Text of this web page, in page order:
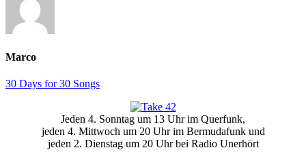
Marco
30 Days for 30 Songs
SeitenleisteJeden 4. Sonntag um 13 Uhr im Querfunk,
jeden 4. Mittwoch um 20 Uhr im Bermudafunk und
jeden 2. Dienstag um 20 Uhr bei Radio Unerhört